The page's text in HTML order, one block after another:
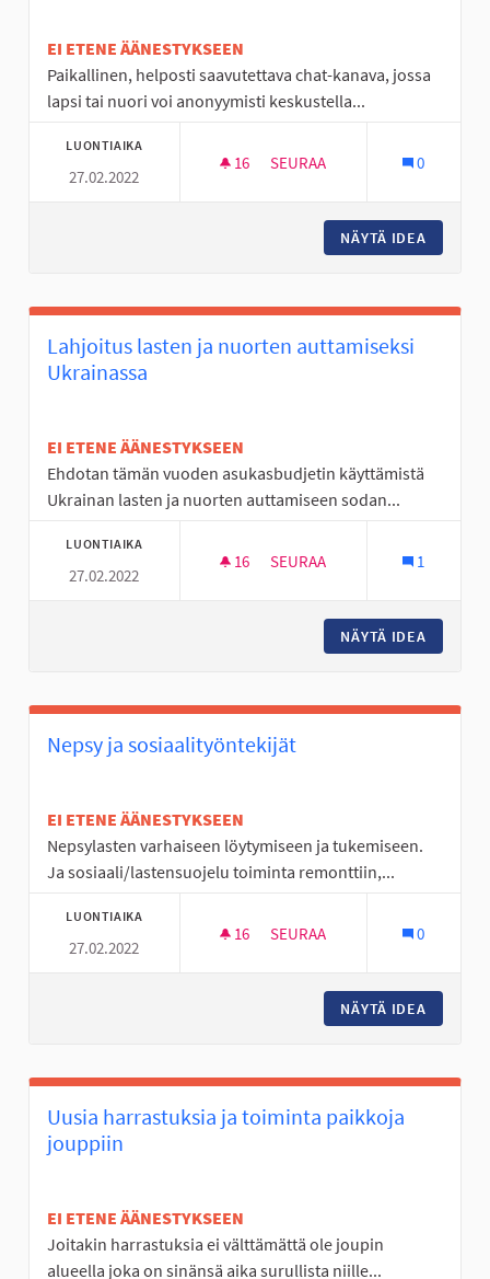
EI ETENE ÄÄNESTYKSEEN
Paikallinen, helposti saavutettava chat-kanava, jossa
lapsi tai nuori voi anonyymisti keskustella...
LUONTIAIKA
27.02.2022
16 16 SEURAAJAA
SEURAA 0
NÄYTÄ IDEA
Lahjoitus lasten ja nuorten auttamiseksi
Ukrainassa
EI ETENE ÄÄNESTYKSEEN
Ehdotan tämän vuoden asukasbudjetin käyttämistä
Ukrainan lasten ja nuorten auttamiseen sodan...
LUONTIAIKA
27.02.2022
16 16 SEURAAJAA
SEURAA 1
NÄYTÄ IDEA
Nepsy ja sosiaalityöntekijät
EI ETENE ÄÄNESTYKSEEN
Nepsylasten varhaiseen löytymiseen ja tukemiseen.
Ja sosiaali/lastensuojelu toiminta remonttiin,...
LUONTIAIKA
27.02.2022
16 16 SEURAAJAA
SEURAA 0
NÄYTÄ IDEA
Uusia harrastuksia ja toiminta paikkoja
jouppiin
EI ETENE ÄÄNESTYKSEEN
Joitakin harrastuksia ei välttämättä ole joupin
alueella joka on sinänsä aika surullista niille...